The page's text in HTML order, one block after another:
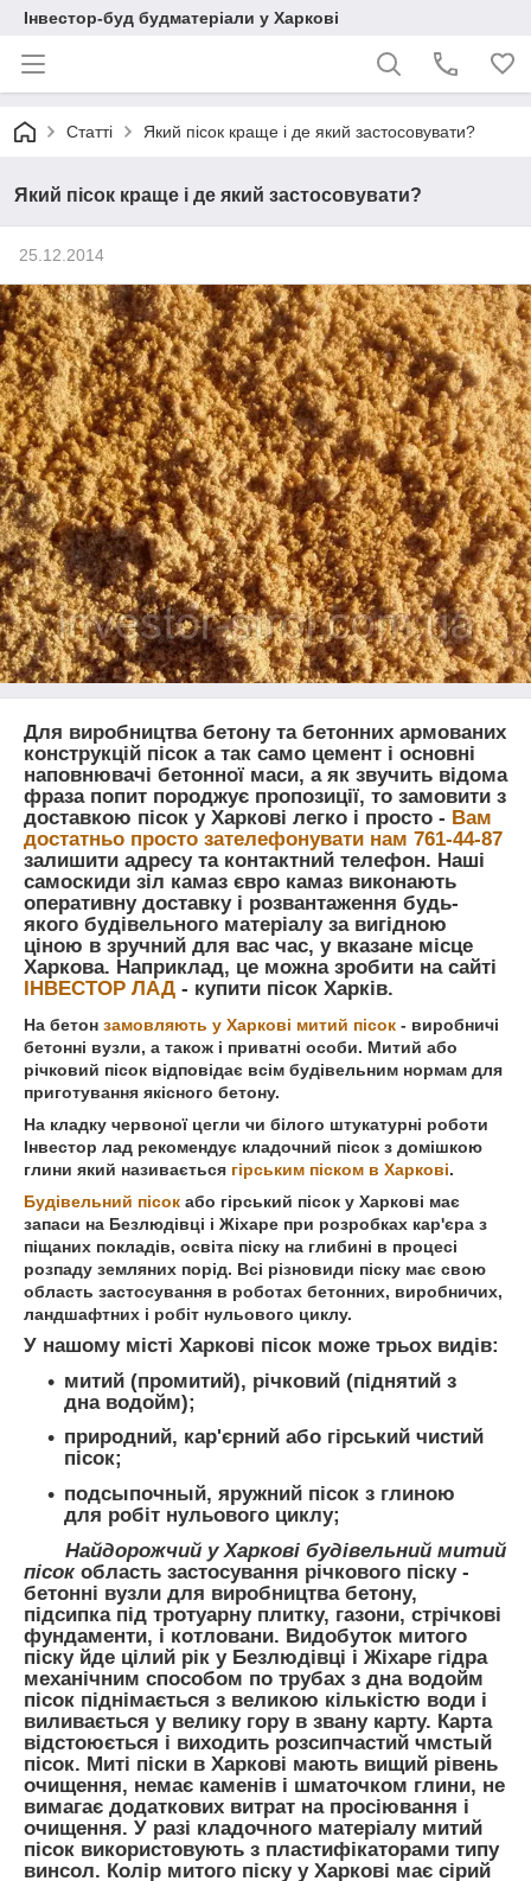
Інвестор-буд будматеріали у Харкові
Статті Який пісок краще і де який застосовувати?
Який пісок краще і де який застосовувати?
25.12.2014
Для виробництва бетону та бетонних армованих
конструкцій пісок а так само цемент і основні
наповнювачі бетонної маси, а як звучить відома
фраза попит породжує пропозиції, то замовити з
доставкою пісок у Харкові легко і просто - Вам
достатньо просто зателефонувати нам 761-44-87
залишити адресу та контактний телефон. Наші
самоскиди зіл камаз євро камаз виконають
оперативну доставку і розвантаження будь-
якого будівельного матеріалу за вигідною
ціною в зручний для вас час, у вказане місце
Харкова. Наприклад, це можна зробити на сайті
ІНВЕСТОР ЛАД - купити пісок Харків.
На бетон замовляють у Харкові митий пісок - виробничі
бетонні вузли, а також і приватні особи. Митий або
річковий пісок відповідає всім будівельним нормам для
приготування якісного бетону.
На кладку червоної цегли чи білого штукатурні роботи
Інвестор лад рекомендує кладочний пісок з домішкою
глини який називається гірським піском в Харкові.
Будівельний пісок або гірський пісок у Харкові має
запаси на Безлюдівці і Жіхаре при розробках кар'єра з
піщаних покладів, освіта піску на глибині в процесі
розпаду земляних порід. Всі різновиди піску має свою
область застосування в роботах бетонних, виробничих,
ландшафтних і робіт нульового циклу.
У нашому місті Харкові пісок може трьох видів:
митий (промитий), річковий (піднятий з
дна водойм);
природний, кар'єрний або гірський чистий
пісок;
подсыпочный, яружний пісок з глиною
для робіт нульового циклу;
Найдорожчий у Харкові будівельний митий
пісок область застосування річкового піску -
бетонні вузли для виробництва бетону,
підсипка під тротуарну плитку, газони, стрічкові
фундаменти, і котловани. Видобуток митого
піску йде цілий рік у Безлюдівці і Жіхаре гідра
механічним способом по трубах з дна водойм
пісок піднімається з великою кількістю води і
виливається у велику гору в звану карту. Карта
відстоюється і виходить розсипчастий чмстый
пісок. Миті піски в Харкові мають вищий рівень
очищення, немає каменів і шматочком глини, не
вимагає додаткових витрат на просіювання і
очищення. У разі кладочного матеріалу митий
пісок використовують з пластифікаторами типу
винсол. Колір митого піску у Харкові має сірий